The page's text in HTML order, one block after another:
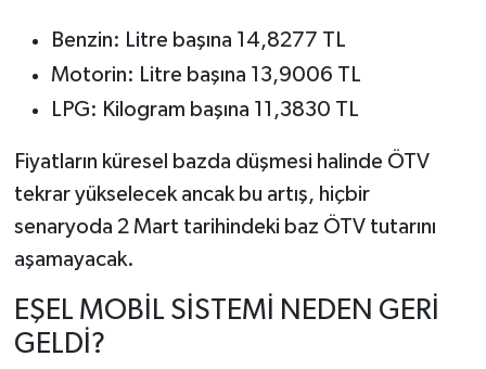
Benzin: Litre başına 14,8277 TL
Motorin: Litre başına 13,9006 TL
LPG: Kilogram başına 11,3830 TL
Fiyatların küresel bazda düşmesi halinde ÖTV
tekrar yükselecek ancak bu artış, hiçbir
senaryoda 2 Mart tarihindeki baz ÖTV tutarını
aşamayacak.
EŞEL MOBİL SİSTEMİ NEDEN GERİ
GELDİ?